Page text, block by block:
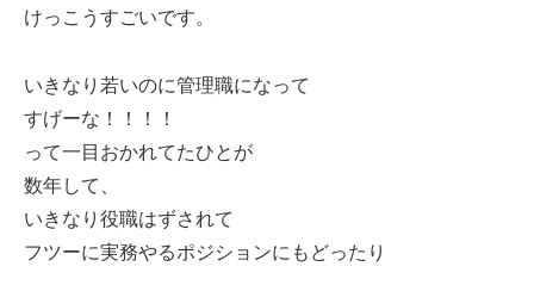
けっこうすごいです。
いきなり若いのに管理職になって
すげーな！！！！
って一目おかれてたひとが
数年して、
いきなり役職はずされて
フツーに実務やるポジションにもどったり